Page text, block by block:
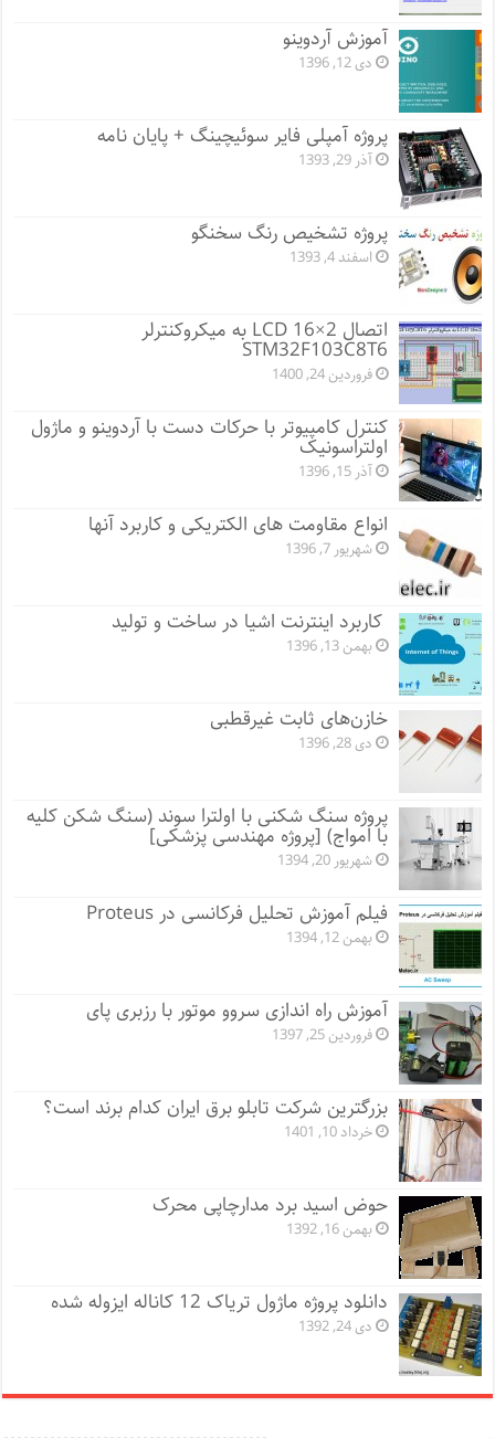
آموزش آردوینو
دی 12, 1396
پروژه آمپلی فایر سوئیچینگ + پایان نامه
آذر 29, 1393
پروژه تشخیص رنگ سخنگو
اسفند 4, 1393
اتصال LCD 16×2 به میکروکنترلر
STM32F103C8T6
فروردین 24, 1400
کنترل کامپیوتر با حرکات دست با آردوینو و ماژول
اولتراسونیک
آذر 15, 1396
انواع مقاومت های الکتریکی و کاربرد آنها
شهریور 7, 1396
کاربرد اینترنت اشیا در ساخت و تولید
بهمن 13, 1396
خازن‌های ثابت غیرقطبی
دی 28, 1396
پروژه سنگ شکنی با اولترا سوند (سنگ شکن کلیه
با امواج) [پروژه مهندسی پزشکی]
شهریور 20, 1394
فیلم آموزش تحلیل فرکانسی در Proteus
بهمن 12, 1394
آموزش راه اندازی سروو موتور با رزبری پای
فروردین 25, 1397
بزرگترین شرکت تابلو برق ایران کدام برند است؟
خرداد 10, 1401
حوض اسید برد مدارچاپی محرک
بهمن 16, 1392
دانلود پروژه ماژول تریاک 12 کاناله ایزوله شده
دی 24, 1392